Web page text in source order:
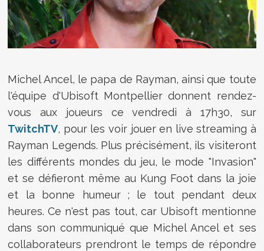
Michel Ancel, le papa de Rayman, ainsi que toute
l'équipe d'Ubisoft Montpellier donnent rendez-
vous aux joueurs ce vendredi à 17h30, sur
TwitchTV, pour les voir jouer en live streaming à
Rayman Legends. Plus précisément, ils visiteront
les différents mondes du jeu, le mode "Invasion"
et se défieront même au Kung Foot dans la joie
et la bonne humeur ; le tout pendant deux
heures. Ce n'est pas tout, car Ubisoft mentionne
dans son communiqué que Michel Ancel et ses
collaborateurs prendront le temps de répondre